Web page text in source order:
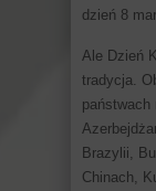
dzień 8
Ale Dzień
tradycja.
państwach
Brazylii,
Chinach,